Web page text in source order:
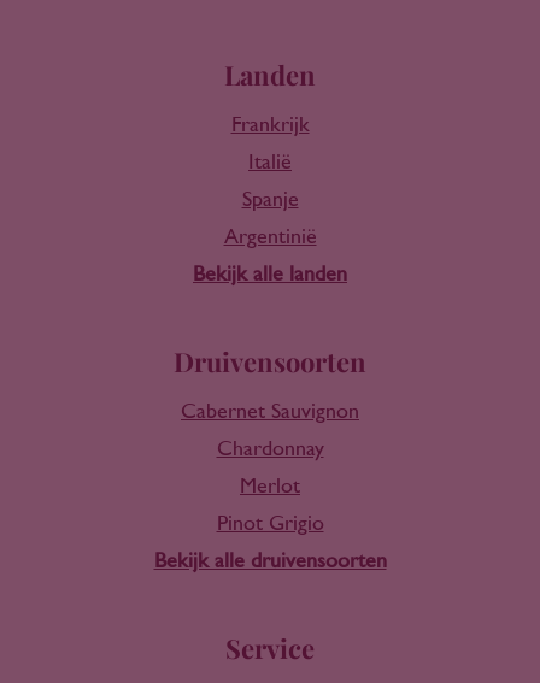
Landen
Frankrijk
Italië
Spanje
Argentinië
Bekijk alle landen
Druivensoorten
Cabernet Sauvignon
Chardonnay
Merlot
Pinot Grigio
Bekijk alle druivensoorten
Service